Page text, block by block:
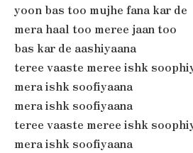
yoon bas too mujhe fana kar de
mera haal too meree jaan too
bas kar de aashiyaana
teree vaaste meree ishk
mera ishk soofiyaana
mera ishk soofiyaana
teree vaaste meree ishk
mera ishk soofiyaana